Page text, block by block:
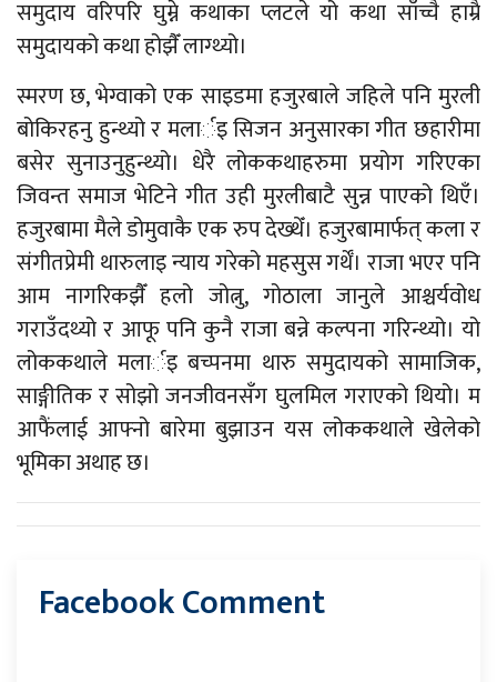
समुदाय वरिपरि घुम्ने कथाका प्लटले यो कथा साँच्चै हाम्रै
समुदायको कथा होझैँ लाग्थ्यो।
स्मरण छ, भेग्वाको एक साइडमा हजुरबाले जहिले पनि मुरली
बोकिरहनु हुन्थ्यो र मलार्इ सिजन अनुसारका गीत छहारीमा
बसेर सुनाउनुहुन्थ्यो। धेरै लोककथाहरुमा प्रयोग गरिएका
जिवन्त समाज भेटिने गीत उही मुरलीबाटै सुन्न पाएको थिएँ।
हजुरबामा मैले डोमुवाकै एक रुप देख्थेँ। हजुरबामार्फत् कला र
संगीतप्रेमी थारुलाइ न्याय गरेको महसुस गर्थेँ। राजा भएर पनि
आम नागरिकझैँ हलो जोत्नु, गोठाला जानुले आश्चर्यवोध
गराउँदथ्यो र आफू पनि कुनै राजा बन्ने कल्पना गरिन्थ्यो। यो
लोककथाले मलार्इ बच्पनमा थारु समुदायको सामाजिक,
साङ्गीतिक र सोझो जनजीवनसँग घुलमिल गराएको थियो। म
आफैंलाई आफ्नो बारेमा बुझाउन यस लोककथाले खेलेको
भूमिका अथाह छ।
Facebook Comment